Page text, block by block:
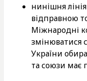
нинішня
відправною
Міжнародні
змінюватися
України
та союзи має